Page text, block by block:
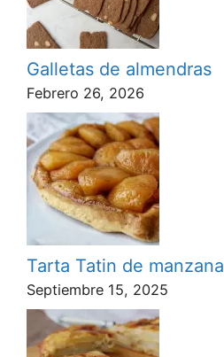
Galletas de almendras
Febrero 26, 2026
Tarta Tatin de manzana
Septiembre 15, 2025